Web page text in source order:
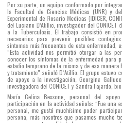
Por su parte, un equipo conformado por
la Facultad de Ciencias Médicas (UNR) y
Experimental de Rosario Medicas (IDICER,
del Luciano D’Atillio, investigador del
a la Tuberculosis. El trabajo consistió en
necesarios para prevenir posibles
síntomas más frecuentes de esta enfermedad,
“Esta actividad nos permitió otorgar a las
conocer los síntomas de la enfermedad para
estadio temprano de la misma y de esa
y tratamiento” señaló D´Atillio. El grupo estuvo
de apoyo a la investigación, Georgina
investigadora del CONICET y Sandra Fajardo,
María Celina Bessone, personal del
participación en la actividad señala: “Fue una
personal, me gustó muchísimo poder
persona, más nosotros que pasamos mucho